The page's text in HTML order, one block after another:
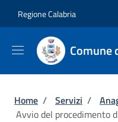
Regione Calabria
Comune
Briciole di
Home / Servizi /
Avvio del procedimento